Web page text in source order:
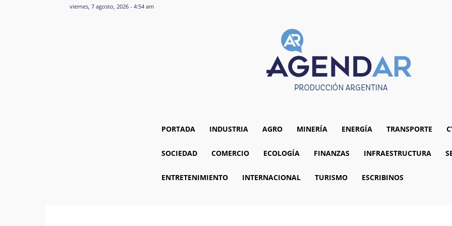
viernes, 7 agosto, 2026 - 4:54 am
PORTADA INDUSTRIA AGRO MINERÍA ENERGÍA TRANSPORTE
SOCIEDAD COMERCIO ECOLOGÍA FINANZAS INFRAESTRUCTURA
ENTRETENIMIENTO INTERNACIONAL TURISMO ESCRIBINOS